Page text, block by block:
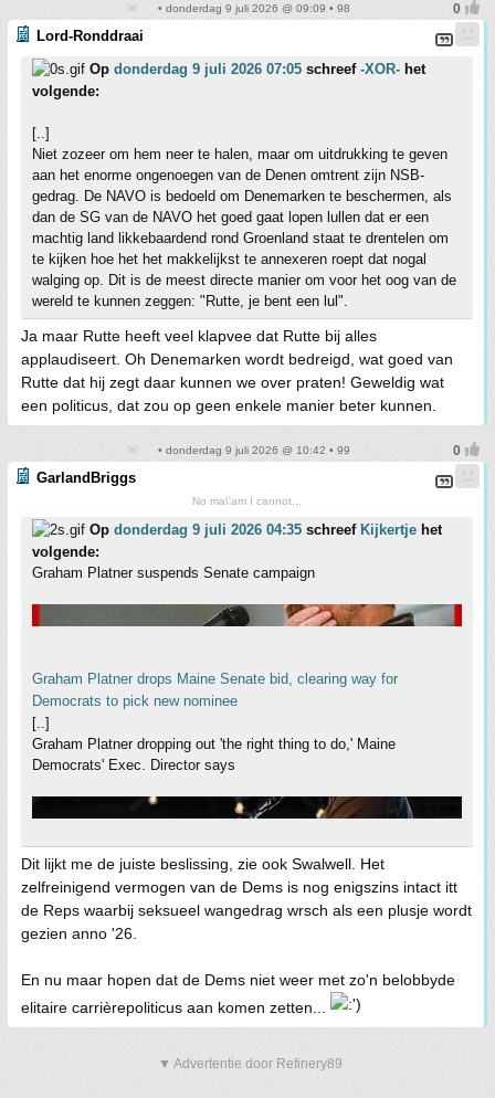
• donderdag 9 juli 2026 @ 09:09 • 98
Lord-Ronddraai
Op donderdag 9 juli 2026 07:05 schreef -XOR- het
volgende:
[..]
Niet zozeer om hem neer te halen, maar om uitdrukking te geven
aan het enorme ongenoegen van de Denen omtrent zijn NSB-
gedrag. De NAVO is bedoeld om Denemarken te beschermen, als
dan de SG van de NAVO het goed gaat lopen lullen dat er een
machtig land likkebaardend rond Groenland staat te drentelen om
te kijken hoe het het makkelijkst te annexeren roept dat nogal
walging op. Dit is de meest directe manier om voor het oog van de
wereld te kunnen zeggen: "Rutte, je bent een lul".
Ja maar Rutte heeft veel klapvee dat Rutte bij alles
applaudiseert. Oh Denemarken wordt bedreigd, wat goed van
Rutte dat hij zegt daar kunnen we over praten! Geweldig wat
een politicus, dat zou op geen enkele manier beter kunnen.
• donderdag 9 juli 2026 @ 10:42 • 99
GarlandBriggs
No ma\'am I cannot...
Op donderdag 9 juli 2026 04:35 schreef Kijkertje het
volgende:
Graham Platner suspends Senate campaign
Graham Platner drops Maine Senate bid, clearing way for
Democrats to pick new nominee
[..]
Graham Platner dropping out 'the right thing to do,' Maine
Democrats' Exec. Director says
Dit lijkt me de juiste beslissing, zie ook Swalwell. Het
zelfreinigend vermogen van de Dems is nog enigszins intact itt
de Reps waarbij seksueel wangedrag wrsch als een plusje wordt
gezien anno '26.
En nu maar hopen dat de Dems niet weer met zo'n belobbyde
elitaire carrièrepoliticus aan komen zetten...
▼ Advertentie door Refinery89